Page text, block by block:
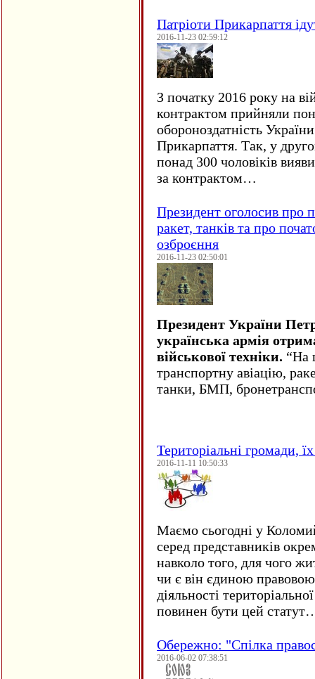
Патріоти Прикарпаття
2016-11-23 02:59:12
З початку 2016 року на
контрактом прийняли
обороноздатність
Прикарпаття. Так, у
понад 300 чоловіків
за контрактом…
Президент оголосив про
ракет, танків та про
озброєння
2016-11-23 02:50:01
Президент України
українська армія
військової техніки. “На
транспортну авіацію,
танки, БМП,
Територіальні громади,
2016-11-11 10:50:33
Маємо сьогодні у
серед представників
навколо того, для чого
чи є він єдиною
діяльності
повинен бути цей
Обережно: "Спілка
2016-06-02 07:38:51